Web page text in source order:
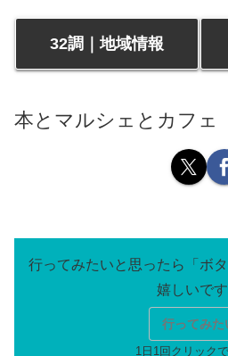
32調｜地域情報
本とマルシェとカフェ
行ってみた